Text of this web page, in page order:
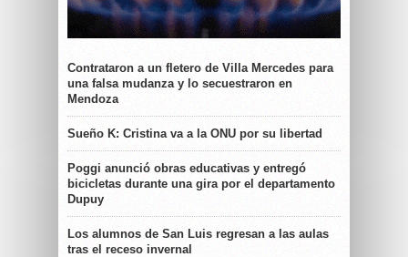
Contrataron a un fletero de Villa Mercedes para
una falsa mudanza y lo secuestraron en
Mendoza
Sueño K: Cristina va a la ONU por su libertad
Poggi anunció obras educativas y entregó
bicicletas durante una gira por el departamento
Dupuy
Los alumnos de San Luis regresan a las aulas
tras el receso invernal